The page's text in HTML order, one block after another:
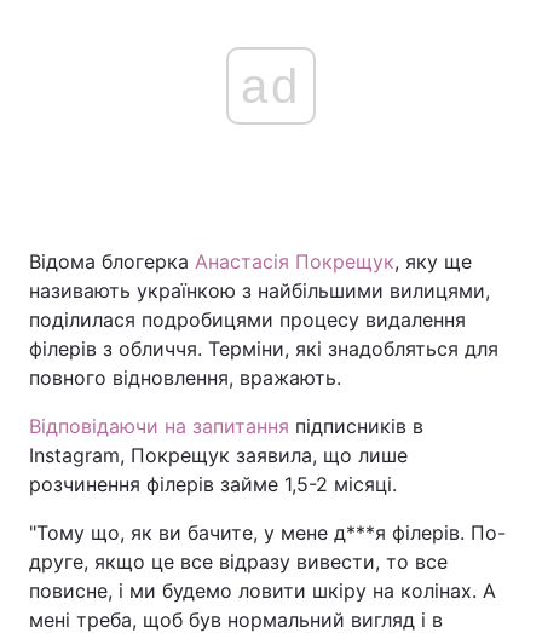
Головна Війна
Україна Політика
Економіка Світ
Спорт Наука
Техно і зв'язок Лайт
Зброя Інциденти
Здоров'я Туризм
ad
Відома блогерка Анастасія Покрещук, яку ще
називають українкою з найбільшими вилицями,
поділилася подробицями процесу видалення
філерів з обличчя. Терміни, які знадобляться для
повного відновлення, вражають.
Відповідаючи на запитання підписників в
Instagram, Покрещук заявила, що лише
розчинення філерів займе 1,5-2 місяці.
"Тому що, як ви бачите, у мене д***я філерів. По-
друге, якщо це все відразу вивести, то все
повисне, і ми будемо ловити шкіру на колінах. А
мені треба, щоб був нормальний вигляд і в